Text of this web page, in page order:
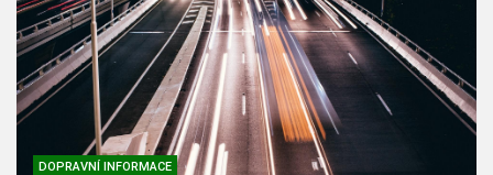
DOPRAVNÍ INFORMACE